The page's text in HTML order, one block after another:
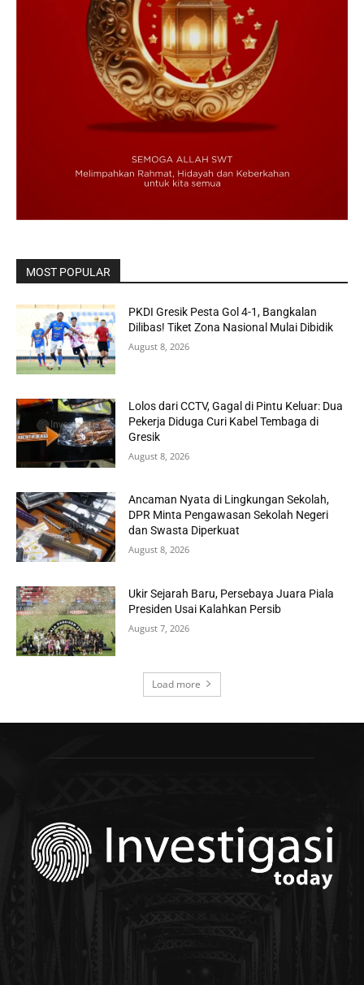
MOST POPULAR
PKDI Gresik Pesta Gol 4-1, Bangkalan
Dilibas! Tiket Zona Nasional Mulai Dibidik
August 8, 2026
Lolos dari CCTV, Gagal di Pintu Keluar: Dua
Pekerja Diduga Curi Kabel Tembaga di
Gresik
August 8, 2026
Ancaman Nyata di Lingkungan Sekolah,
DPR Minta Pengawasan Sekolah Negeri
dan Swasta Diperkuat
August 8, 2026
Ukir Sejarah Baru, Persebaya Juara Piala
Presiden Usai Kalahkan Persib
August 7, 2026
Load more